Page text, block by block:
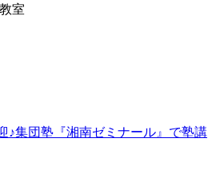
室
♪集団塾『湘南ゼミナール』で塾講